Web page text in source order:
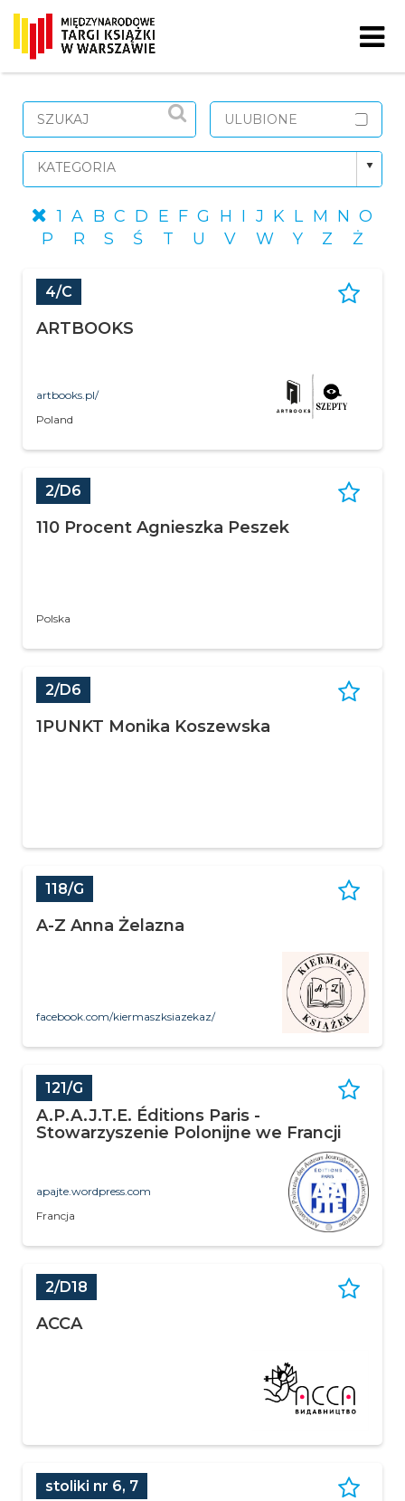
ULUBIONE
1 A B C D E F G H I J K L M N O
P
R S Ś T U V W Y Z Ż
4/C
ARTBOOKS
artbooks.pl/
Poland
2/D6
110 Procent Agnieszka Peszek
Polska
2/D6
1PUNKT Monika Koszewska
118/G
A-Z Anna Żelazna
facebook.com/kiermaszksiazekaz/
121/G
A.P.A.J.T.E. Éditions Paris -
Stowarzyszenie Polonijne we Francji
apajte.wordpress.com
Francja
2/D18
ACCA
stoliki nr 6, 7